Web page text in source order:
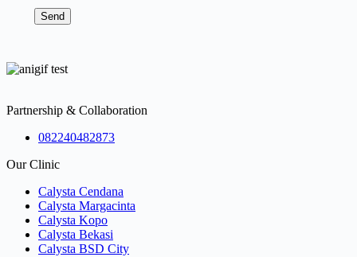
Send
Partnership & Collaboration
082240482873
Our Clinic
Calysta Cendana
Calysta Margacinta
Calysta Kopo
Calysta Bekasi
Calysta BSD City